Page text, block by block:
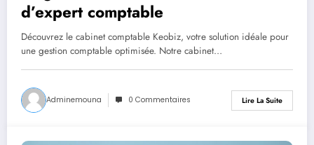
d’expert comptable
Découvrez le cabinet comptable Keobiz, votre solution idéale pour
une gestion comptable optimisée. Notre cabinet…
Adminemouna 0 Commentaires Lire La Suite